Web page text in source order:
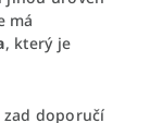
má
, který je
doporučí